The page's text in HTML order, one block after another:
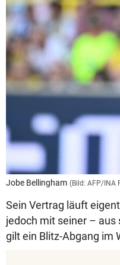
Jobe Bellingham (Bild: AFP/INA
Sein Vertrag läuft
jedoch mit seiner – aus
gilt ein Blitz-Abgang im